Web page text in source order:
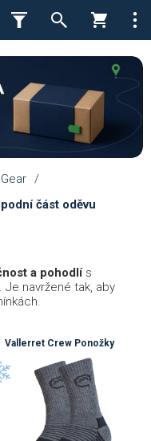
/
část oděvu
a pohodlís
navržené tak, aby
Vallerret Crew Ponožky